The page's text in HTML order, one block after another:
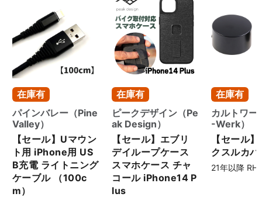
在庫有
パインバレー（Pine
Valley）
【セール】Uマウン
ト用 iPhone用 US
B充電 ライトニング
ケーブル （100c
m）
在庫有
ピークデザイン（Pe
ak Design）
【セール】エブリ
デイループケース
スマホケース チャ
コール iPhone14 P
lus
在庫有
カルトワ
-Werk）
【セール
クスルカバ
21年以降